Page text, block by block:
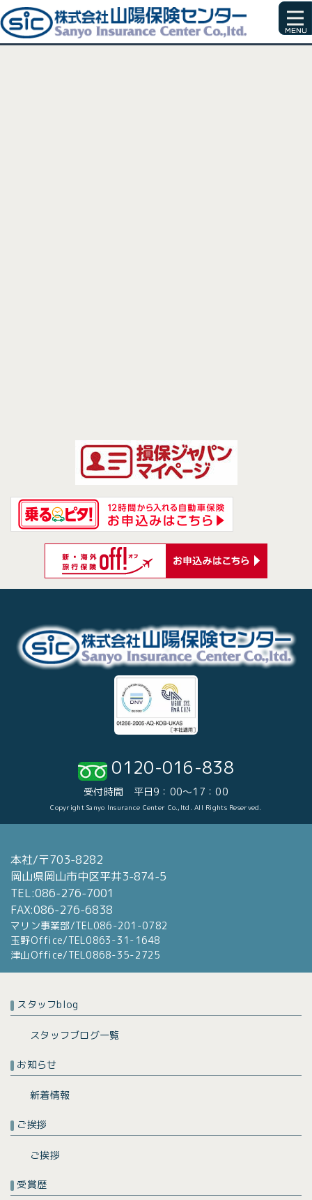
0120-016-838
受付時間 平日9：00～17：00
Copyright Sanyo Insurance Center Co.,ltd. All Rights Reserved.
本社/〒703-8282
岡山県岡山市中区平井3-874-5
TEL:086-276-7001
FAX:086-276-6838
マリン事業部/TEL086-201-0782
玉野Office/TEL0863-31-1648
津山Office/TEL0868-35-2725
スタッフblog
スタッフブログ一覧
お知らせ
新着情報
ご挨拶
ご挨拶
受賞歴